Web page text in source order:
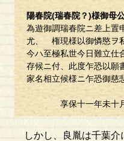
陽春院(瑞春院？)様御母
為遊御調瑞春院ニ差上置
尤、 権現様以御憐愍ヲ
今ハ至極私世今日難立仕
存候ニ付、此度乍恐以願
家名相立候様ニ乍恐御
享保十一
しかし、良胤は千葉介